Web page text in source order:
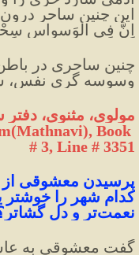
این چنین ساحر
اِنَّ فِی الْوَسواسِ
وسوسه گری نفس،
مولوی، مثنوی، دفتر
Book
# 3, Line # 3351
نعمت‌تر و دل گشاتر؟
گفت معشوقی به